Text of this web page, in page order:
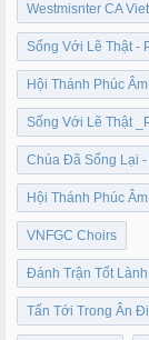
Westmisnter CA
Sống Với Lẽ Thật -
Hội Thánh Phúc
Sống Với Lẽ Thật
Chúa Đã Sống Lại -
Hội Thánh Phúc
VNFGC Choirs
Đánh Trận Tốt
Tấn Tới Trong Ân